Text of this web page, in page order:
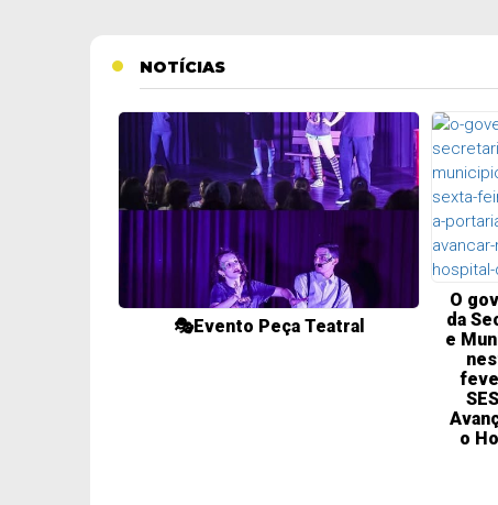
NOTÍCIAS
🎭Evento Peça Teatral
O
da
e
o